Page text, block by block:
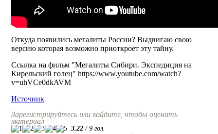
Откуда появились мегалиты России? Выдвигаю свою
версию которая возможно приоткроет эту тайну.
Ссылка на фильм "Мегалиты Сибири. Экспедиция на
Кирельский голец" https://www.youtube.com/watch?
v=uhVCe0dkAVM
Источник
Зарегистрируйтесь или войдите, чтобы оценить
материал
3.22 / 9 гол.